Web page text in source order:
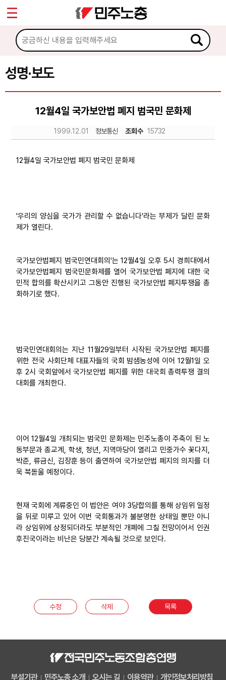
성명·보도
12월4일 국가보안법 폐지 범국민 문화제
1999.12.01 정보통신 조회수 15732
12월4일 국가보안법 폐지 범국민 문화제
'우리의 양심을 국가가 관리할 수 없습니다'라는 부제가 달린 문화
제가 열린다.
국가보안법폐지 범국민연대회의'는 12월4일 오후 5시 경희대에서
국가보안법폐지 범국민문화제를 열어 국가보안법 폐지에 대한 국
민적 합의를 확산시키고 그동안 진행된 국가보안법 폐지투쟁을 총
화하기로 했다.
범국민연대회의는 지난 11월29일부터 시작된 국가보안법 폐지를
위한 전국 사회단체 대표자들의 국회 밤샘농성에 이어 12월1일 오
후 2시 국회앞에서 국가보안법 폐지를 위한 대국회 총력투쟁 결의
대회를 개최한다.
이어 12월4일 개최되는 범국민 문화제는 민주노총이 주축이 된 노
동부문과 종교계, 학생, 청년, 지역마당이 열리고 민중가수 꽃다지,
박준, 류금신, 김장훈 등이 출연하여 국가보안법 폐지의 의지를 더
욱 북돋울 예정이다.
현재 국회에 계류중인 이 법안은 여야 3당합의를 통해 상임위 일정
을 뒤로 미루고 있어 이번 국회통과가 불분명한 상태일 뿐만 아니
라 상임위에 상정되더라도 부분적인 개폐에 그칠 전망이어서 인권
후진국이라는 비난은 당분간 계속될 것으로 보인다.
수정 삭제 목록
부설기관 민주노총 소개 오시는 길 이용약관 개인정보처리방침
마이페이지
소개
소식
공지사항
성명·보도
노동상담
부설기관
Sketchbook5, 스케치북5
Sketchbook5, 스케치북5